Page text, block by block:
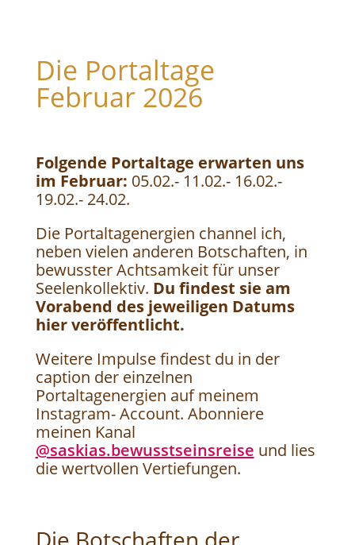
Die Portaltage
Februar 2026
Folgende Portaltage erwarten uns
im Februar: 05.02.- 11.02.- 16.02.-
19.02.- 24.02.
Die Portaltagenergien channel ich,
neben vielen anderen Botschaften, in
bewusster Achtsamkeit für unser
Seelenkollektiv. Du findest sie am
Vorabend des jeweiligen Datums
hier veröffentlicht.
Weitere Impulse findest du in der
caption der einzelnen
Portaltagenergien auf meinem
Instagram- Account. Abonniere
meinen Kanal
@saskias.bewusstseinsreise und lies
die wertvollen Vertiefungen.